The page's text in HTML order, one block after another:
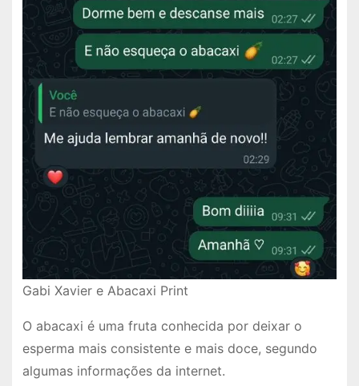
Gabi Xavier e Abacaxi Print
O abacaxi é uma fruta conhecida por deixar o
esperma mais consistente e mais doce, segundo
algumas informações da internet.